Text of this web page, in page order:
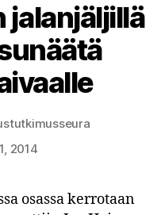
jalanjäljillä
2014
osassa kerrotaan